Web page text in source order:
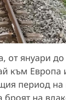
от януари до
към Европа
период